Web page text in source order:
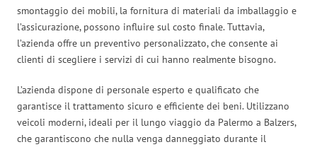
smontaggio dei mobili, la fornitura di materiali da imballaggio e
l’assicurazione, possono influire sul costo finale. Tuttavia,
l’azienda offre un preventivo personalizzato, che consente ai
clienti di scegliere i servizi di cui hanno realmente bisogno.
L’azienda dispone di personale esperto e qualificato che
garantisce il trattamento sicuro e efficiente dei beni. Utilizzano
veicoli moderni, ideali per il lungo viaggio da Palermo a Balzers,
che garantiscono che nulla venga danneggiato durante il